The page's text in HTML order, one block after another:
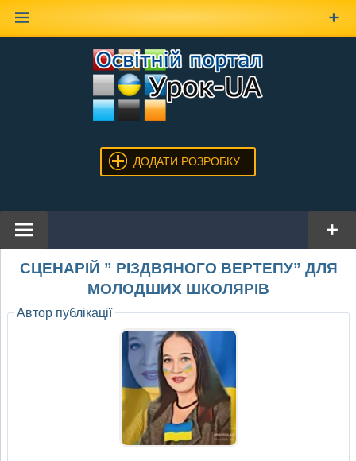
ДОДАТИ РОЗРОБКУ
СЦЕНАРІЙ ” РІЗДВЯНОГО ВЕРТЕПУ” ДЛЯ
МОЛОДШИХ ШКОЛЯРІВ
Автор публікації